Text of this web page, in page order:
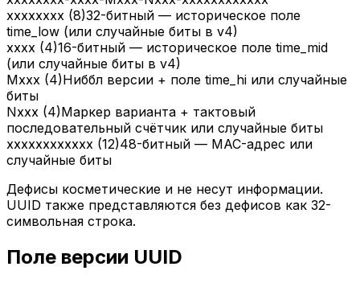
xxxxxxxx (8)32-битный — историческое поле
time_low (или случайные биты в v4)
xxxx (4)16-битный — историческое поле time_mid
(или случайные биты в v4)
Mxxx (4)Ниббл версии + поле time_hi или случайные
биты
Nxxx (4)Маркер варианта + тактовый
последовательный счётчик или случайные биты
xxxxxxxxxxxx (12)48-битный — MAC-адрес или
случайные биты
Дефисы косметические и не несут информации.
UUID также представляются без дефисов как 32-
символьная строка.
Поле версии UUID